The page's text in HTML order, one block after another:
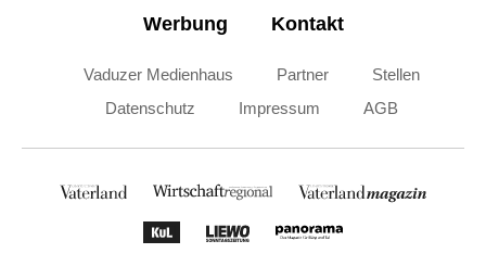
Werbung Kontakt
Vaduzer Medienhaus Partner
Stellen
Datenschutz
Impressum AGB